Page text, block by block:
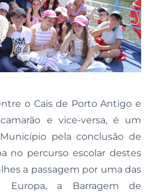
o Cais de Porto Antigo e
e vice-versa, é um
pela conclusão de
no percurso escolar destes
a passagem por uma das
Europa, a Barragem de